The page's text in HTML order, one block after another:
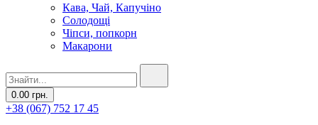
Кава, Чай, Капучіно
Солодощі
Чіпси, попкорн
Макарони
0.00 грн.
+38 (067) 752 17 45